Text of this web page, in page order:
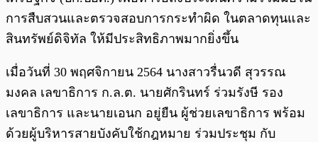
การสืบสวนและตรวจสอบการกระทำผิด ในตลาดทุนและ
สินทรัพย์ดิจิทัล ให้มีประสิทธิภาพมากยิ่งขึ้น
เมื่อวันที่ 30 พฤศจิกายน 2564 นางสาวรื่นวดี สุวรรณ
มงคล เลขาธิการ ก.ล.ต. นายศักรินทร์ ร่วมรังษี รอง
เลขาธิการ และนายเอนก อยู่ยืน ผู้ช่วยเลขาธิการ พร้อม
ด้วยผู้บริหารสายบังคับใช้กฎหมาย ร่วมประชุม กับ